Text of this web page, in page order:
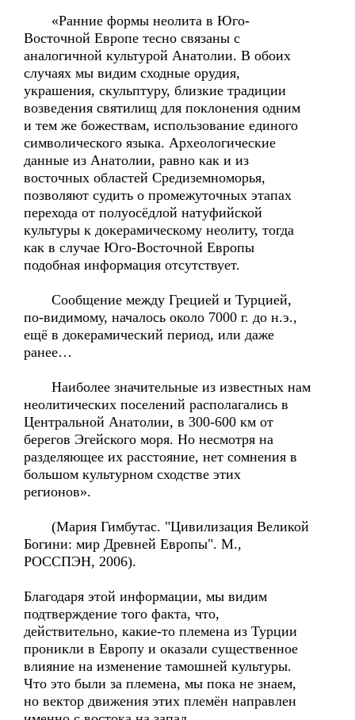
«Ранние формы неолита в Юго-
Восточной Европе тесно связаны с
аналогичной культурой Анатолии. В обоих
случаях мы видим сходные орудия,
украшения, скульптуру, близкие традиции
возведения святилищ для поклонения одним
и тем же божествам, использование единого
символического языка. Археологические
данные из Анатолии, равно как и из
восточных областей Средиземноморья,
позволяют судить о промежуточных этапах
перехода от полуосёдлой натуфийской
культуры к докерамическому неолиту, тогда
как в случае Юго-Восточной Европы
подобная информация отсутствует.
Сообщение между Грецией и Турцией,
по-видимому, началось около 7000 г. до н.э.,
ещё в докерамический период, или даже
ранее…
Наиболее значительные из известных нам
неолитических поселений располагались в
Центральной Анатолии, в 300-600 км от
берегов Эгейского моря. Но несмотря на
разделяющее их расстояние, нет сомнения в
большом культурном сходстве этих
регионов».
(Мария Гимбутас. "Цивилизация Великой
Богини: мир Древней Европы". М.,
РОССПЭН, 2006).
Благодаря этой информации, мы видим
подтверждение того факта, что,
действительно, какие-то племена из Турции
проникли в Европу и оказали существенное
влияние на изменение тамошней культуры.
Что это были за племена, мы пока не знаем,
но вектор движения этих племён направлен